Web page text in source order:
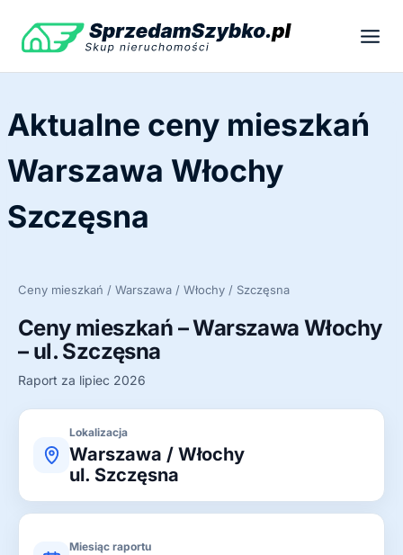
treści
Aktualne ceny mieszkań
Warszawa Włochy
Szczęsna
Ceny mieszkań / Warszawa / Włochy / Szczęsna
Ceny mieszkań – Warszawa Włochy
– ul. Szczęsna
Raport za lipiec 2026
Lokalizacja
Warszawa / Włochy
ul. Szczęsna
Miesiąc raportu